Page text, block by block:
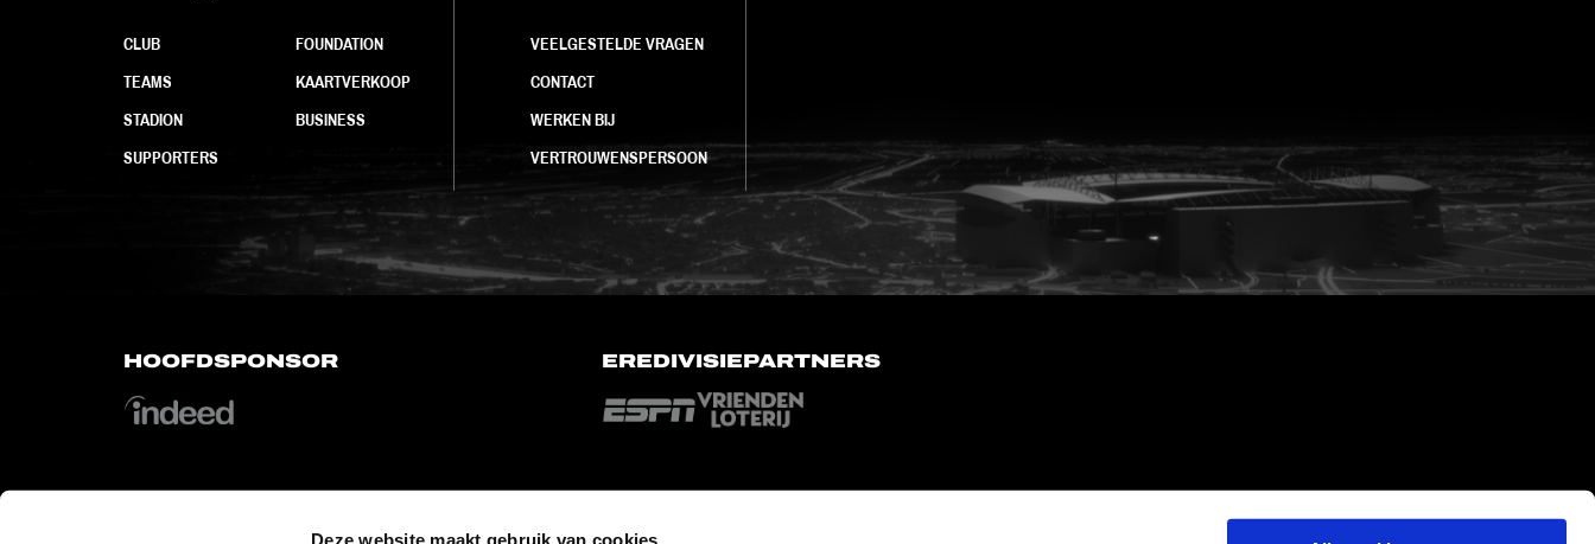
Deze website maakt gebruik van cookies
CLUB
TEAMS
STADION
SUPPORTERS
FOUNDATION
KAARTVERKOOP
BUSINESS
VEELGESTELDE VRAGEN
CONTACT
WERKEN BIJ
VERTROUWENSPERSOON
HOOFDSPONSOR EREDIVISIEPARTNERS